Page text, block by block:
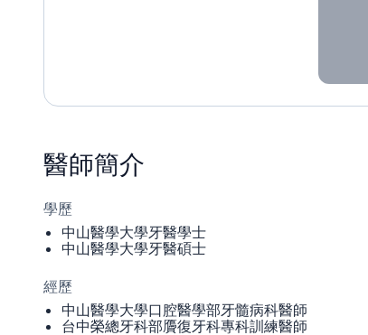
醫師簡介
學歷
中山醫學大學牙醫學士
中山醫學大學牙醫碩士
經歷
中山醫學大學口腔醫學部牙髓病科醫師
台中榮總牙科部贗復牙科專科訓練醫師